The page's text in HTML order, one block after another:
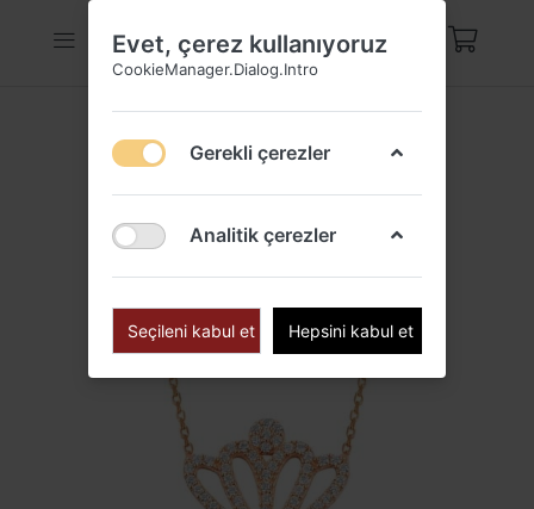
Evet, çerez kullanıyoruz
CookieManager.Dialog.Intro
Gerekli çerezler
Analitik çerezler
Seçileni kabul et Hepsini kabul et